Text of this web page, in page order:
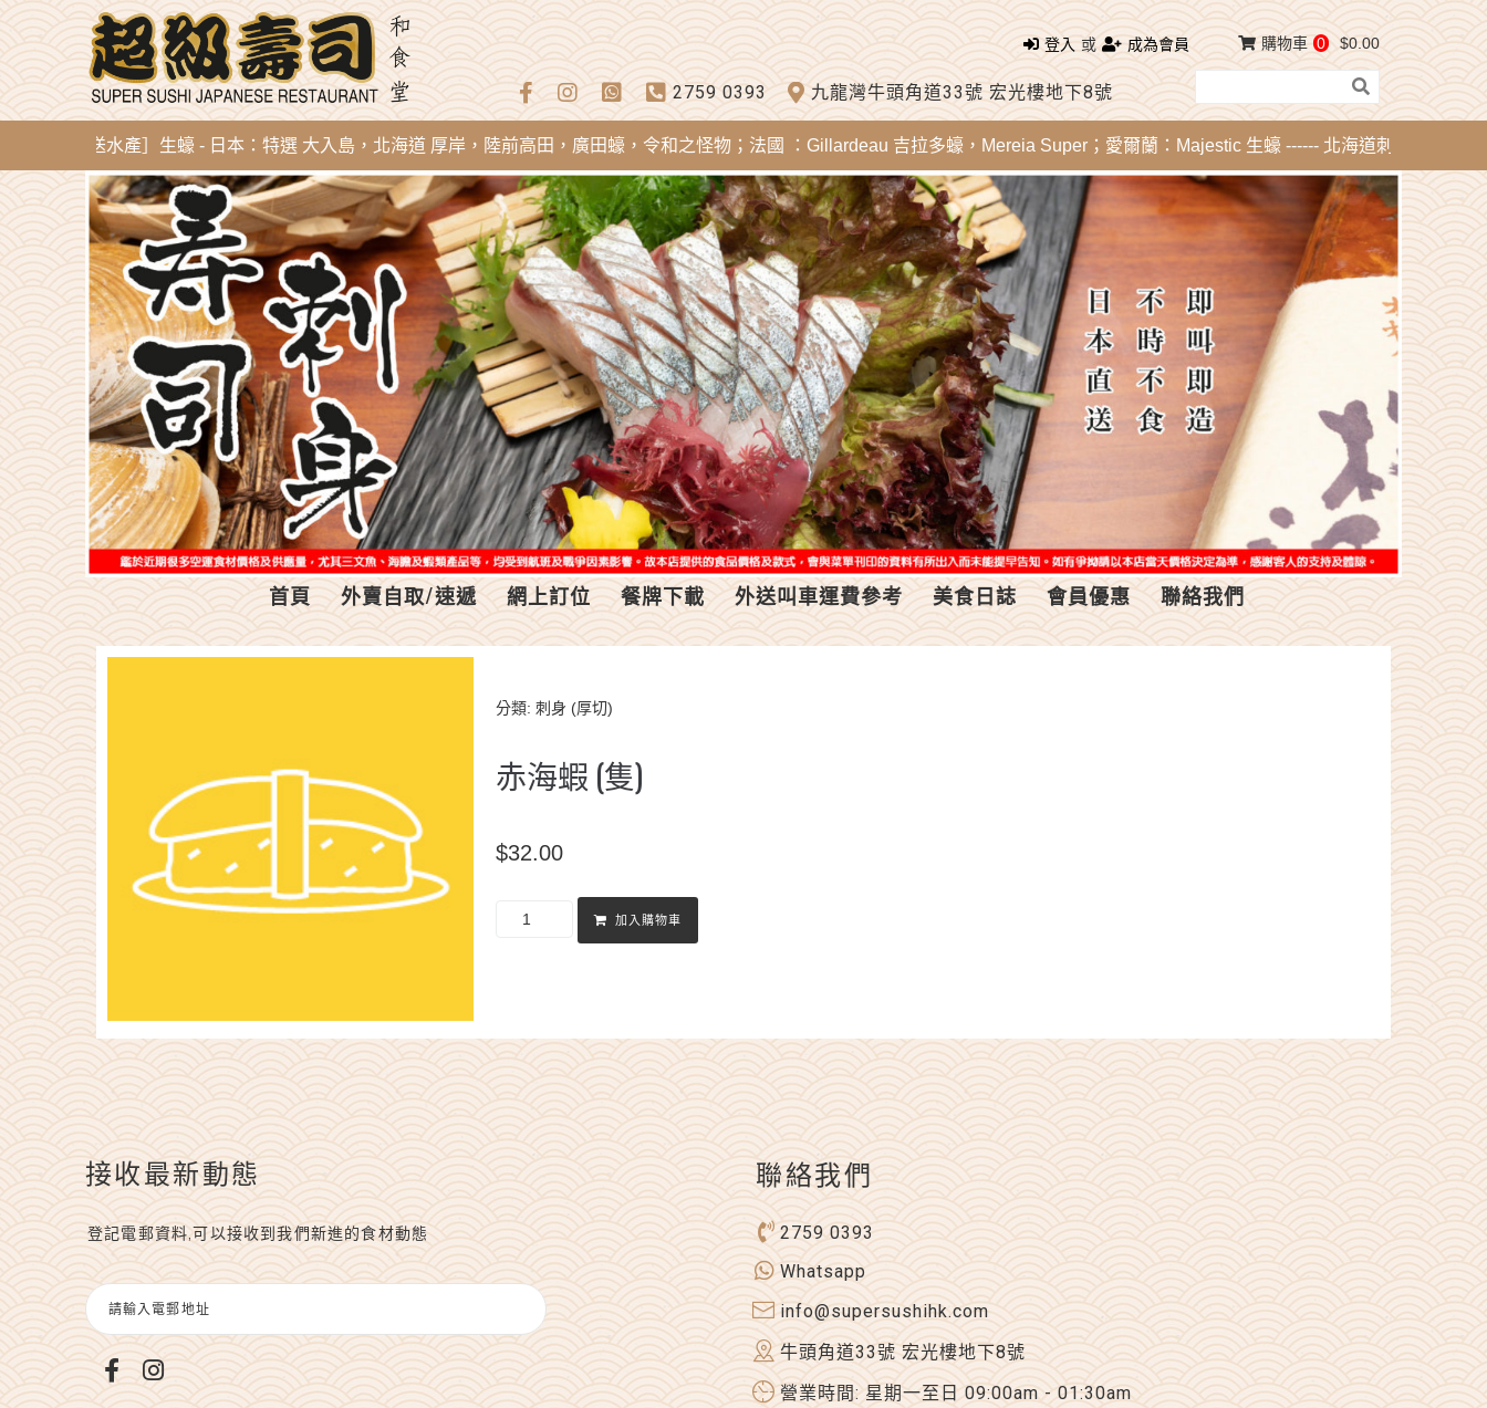
登入 或 成為會員
2759 0393 九龍灣牛頭角道33號 宏光樓地下8號
購物車 0 $0.00
直送水產］生蠔 - 日本：特選 大入島，北海道 厚岸，陸前高田，廣田蠔，令和之怪物；法國 ：Gillardeau 吉拉多蠔，Mereia Super；愛爾蘭：Majestic 生蠔 ------ 北海道刺身 - 活帶子，
首頁 外賣自取/速遞 網上訂位 餐牌下載 外送叫車運費參考 美食日誌 會員優惠 聯絡我們
分類: 刺身 (厚切)
赤海蝦 (隻)
$32.00
加入購物車
接收最新動態
登記電郵資料,可以接收到我們新進的食材動態
聯絡我們
2759 0393
Whatsapp
info@supersushihk.com
牛頭角道33號 宏光樓地下8號
營業時間: 星期一至日 09:00am - 01:30am